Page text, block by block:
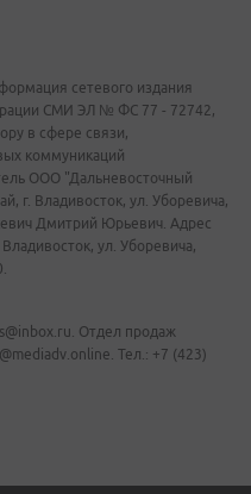
сетевого издания
СМИ ЭЛ № ФС 77 - 72742,
в сфере связи,
коммуникаций
ООО "Дальневосточный
г. Владивосток, ул. Уборевича,
Дмитрий Юрьевич. Адрес
ул. Уборевича,
Отдел продаж
Тел.: +7 (423)